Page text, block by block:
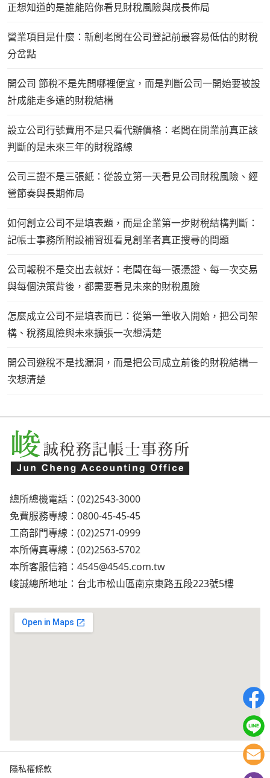
正想知道的是誰能陪你看見財稅風險與成長佈局
營業項目是什麼：新創老闆在公司登記前最容易低估的財稅
分岔點
開公司 節稅不是先問哪裡便宜，而是判斷公司一開始要被設
計成能走多遠的財稅結構
設立公司行號費用不是只看代辦價格：老闆在開業前真正該
判斷的是未來三年的財稅路線
公司三證不是三張紙：從設立第一天看見公司財稅風險、經
營節奏與長期佈局
如何創立公司不是填表題，而是企業第一步財稅結構判斷：
記帳士事務所附設補習班看見創業者真正搜尋的問題
公司報稅不是交出去就好：老闆在每一張憑證、每一次交易
與每個決策背後，都需要看見未來的財稅風險
怎麼成立公司不是填表而已：從第一筆收入開始，把公司架
構、稅務風險與未來擴張一次想清楚
開公司避稅不是找漏洞，而是把公司成立前後的財稅結構一
次想清楚
總所總機電話：(02)2543-3000
免費服務專線：0800-45-45-45
工商部門專線：(02)2571-0999
本所傳真專線：(02)2563-5702
本所客服信箱： 4545@4545.com.tw
峻誠總所地址：台北市松山區南京東路五段223號5樓
隱私權條款